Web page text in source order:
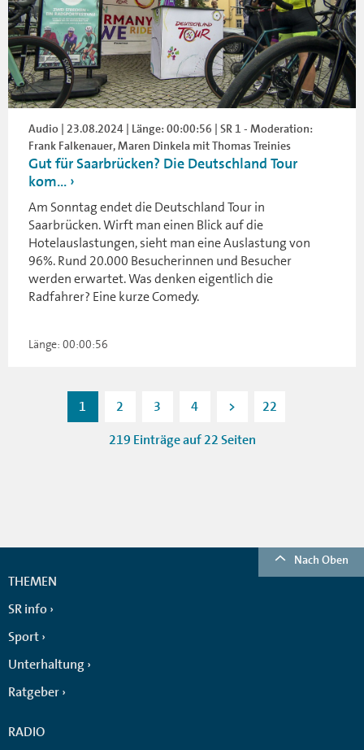
Audio | 23.08.2024 | Länge: 00:00:56 | SR 1 - Moderation:
Frank Falkenauer, Maren Dinkela mit Thomas Treinies
Gut für Saarbrücken? Die Deutschland Tour
kom...
Am Sonntag endet die Deutschland Tour in
Saarbrücken. Wirft man einen Blick auf die
Hotelauslastungen, sieht man eine Auslastung von
96%. Rund 20.000 Besucherinnen und Besucher
werden erwartet. Was denken eigentlich die
Radfahrer? Eine kurze Comedy.
Länge: 00:00:56
1 2 3 4 > 22
219 Einträge auf 22 Seiten
Nach Oben
THEMEN
SR info
Sport
Unterhaltung
Ratgeber
RADIO